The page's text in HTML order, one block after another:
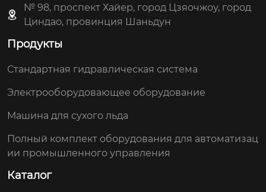
№ 98, проспект Хайер, город Цзяочжоу, город
Циндао, провинция Шаньдун
Продукты
Стандартная гидравлическая система
Электрооборудовающее оборудование
Машина для сухого льда
Полный комплект оборудования для автоматизац
ии промышленного управления
Каталог